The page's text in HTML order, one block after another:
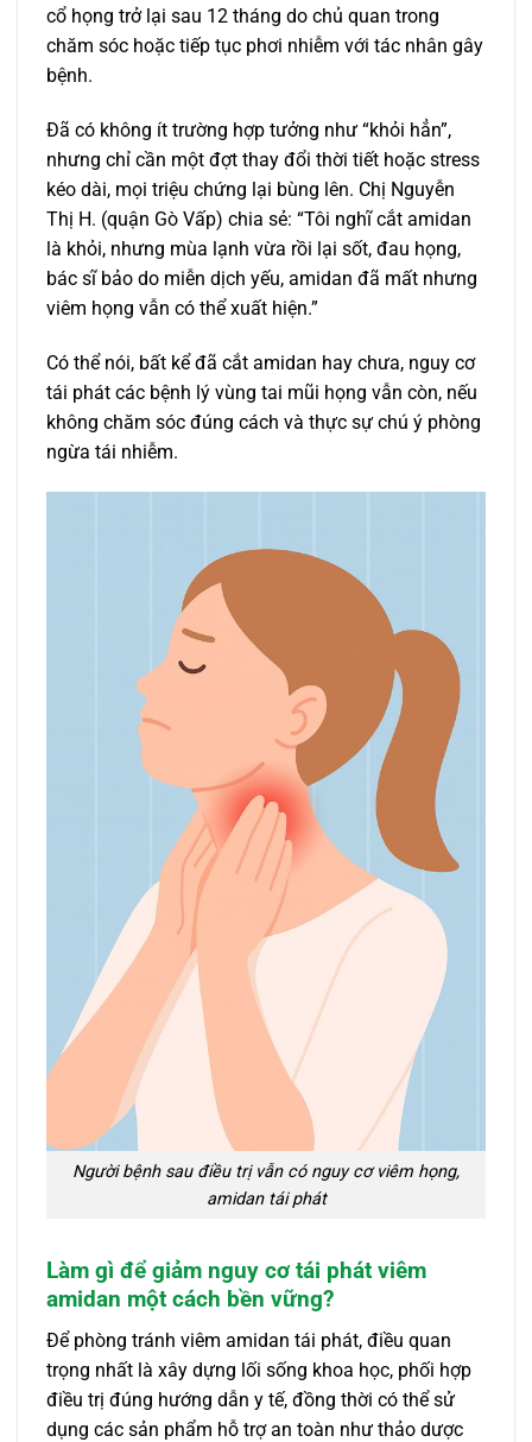
cổ họng trở lại sau 12 tháng do chủ quan trong
chăm sóc hoặc tiếp tục phơi nhiễm với tác nhân gây
bệnh.
Đã có không ít trường hợp tưởng như “khỏi hẳn”,
nhưng chỉ cần một đợt thay đổi thời tiết hoặc stress
kéo dài, mọi triệu chứng lại bùng lên. Chị Nguyễn
Thị H. (quận Gò Vấp) chia sẻ: “Tôi nghĩ cắt amidan
là khỏi, nhưng mùa lạnh vừa rồi lại sốt, đau họng,
bác sĩ bảo do miễn dịch yếu, amidan đã mất nhưng
viêm họng vẫn có thể xuất hiện.”
Có thể nói, bất kể đã cắt amidan hay chưa, nguy cơ
tái phát các bệnh lý vùng tai mũi họng vẫn còn, nếu
không chăm sóc đúng cách và thực sự chú ý phòng
ngừa tái nhiễm.
Người bệnh sau điều trị vẫn có nguy cơ viêm họng,
amidan tái phát
Làm gì để giảm nguy cơ tái phát viêm
amidan một cách bền vững?
Để phòng tránh viêm amidan tái phát, điều quan
trọng nhất là xây dựng lối sống khoa học, phối hợp
điều trị đúng hướng dẫn y tế, đồng thời có thể sử
dụng các sản phẩm hỗ trợ an toàn như thảo dược